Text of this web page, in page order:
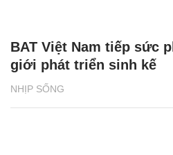
NHỊP SỐNG
BAT Việt Nam tiếp sức
giới phát triển sinh kế